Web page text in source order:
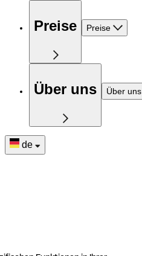
Preise Preise
Über uns Über uns
de